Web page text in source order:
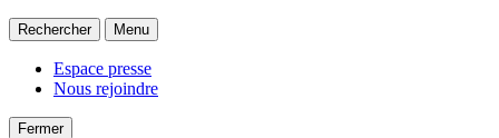
Rechercher Menu
Espace presse
Nous rejoindre
Fermer